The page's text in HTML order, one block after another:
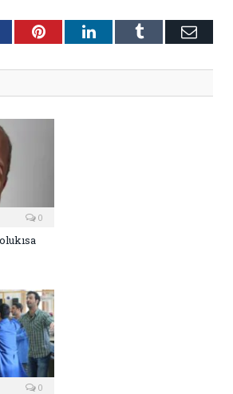
PinterestLinkedInTumblr E-
0
0